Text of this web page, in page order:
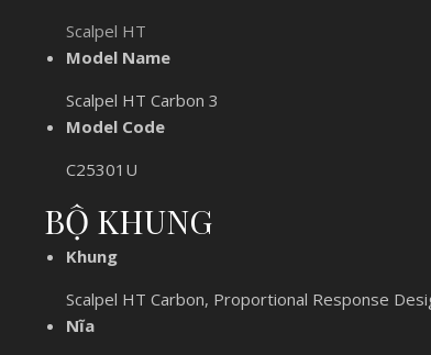
Scalpel HT
Model Name
Scalpel HT Carbon 3
Model Code
C25301U
BỘ KHUNG
Khung
Scalpel HT Carbon, Proportional Response
Nĩa